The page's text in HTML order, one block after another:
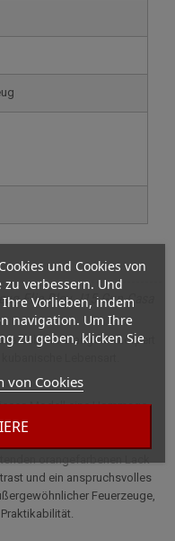
und Cookies von
verbessern. Und
Vorlieben, indem
navigation. Um Ihre
zu geben, klicken Sie
von Cookies
Elie Bleu J15 Gun Casa
Cubana Orange verkörpert
Lebensart.
Modell eine Hommage
Illustrationen, die das
orangefarbenen Lack
und ein anspruchsvolles
Feuerzeuge,